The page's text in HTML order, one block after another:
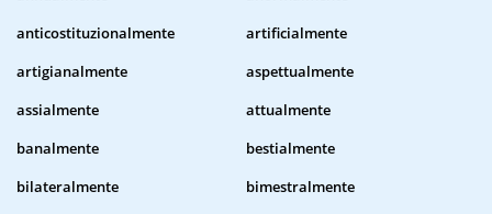
anticostituzionalmente
artificialmente
artigianalmente
aspettualmente
assialmente
attualmente
banalmente
bestialmente
bilateralmente
bimestralmente